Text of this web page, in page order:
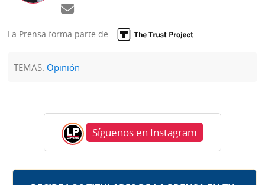
La Prensa forma parte de
TEMAS: Opinión
Síguenos en Instagram